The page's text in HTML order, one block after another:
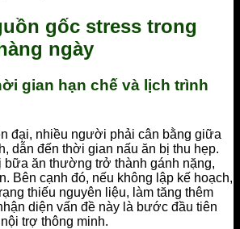
gốc stress trong
ngày
gian hạn chế và lịch trình
đại, nhiều người phải cân bằng giữa
dẫn đến thời gian nấu ăn bị thu hẹp.
bữa ăn thường trở thành gánh nặng,
Bên cạnh đó, nếu không lập kế hoạch,
thiếu nguyên liệu, làm tăng thêm
diện vấn đề này là bước đầu tiên
trợ thông minh.